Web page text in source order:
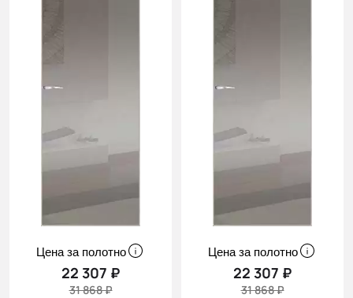
Цена за полотно
22 307 ₽
31 868 ₽
Цена за полотно
22 307 ₽
31 868 ₽